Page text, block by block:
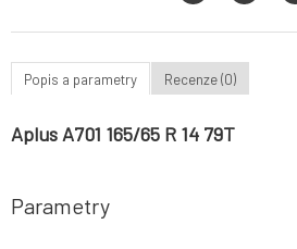
Popis a parametry Recenze (0)
Aplus A701 165/65 R 14 79T
Parametry